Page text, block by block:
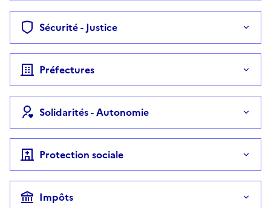
Sécurité - Justice
Préfectures
Solidarités - Autonomie
Protection sociale
Impôts